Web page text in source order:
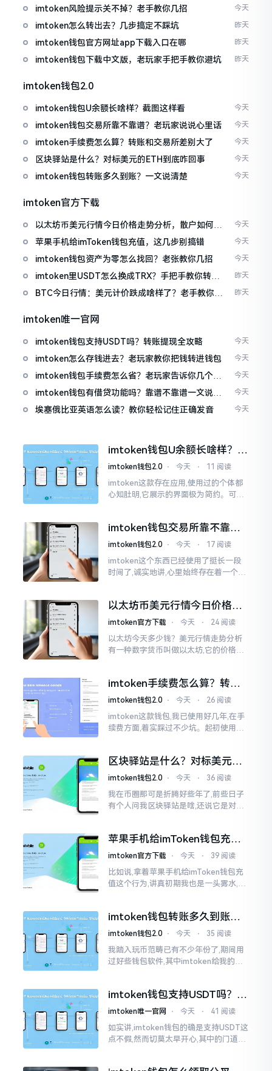
imtoken风险提示关不掉？老手教你几招 今天
imtoken怎么转出去？几步搞定不踩坑 昨天
imtoken钱包官方网址app下载入口在哪 昨天
imtoken钱包下载中文版，老玩家手把手教你避坑 昨天
imtoken钱包2.0
imtoken钱包U余额长啥样？截图这样看 今天
imtoken钱包交易所靠不靠谱？老玩家说说心里话 今天
imtoken手续费怎么算？转账和交易所差别大了 今天
区块驿站是什么？对标美元的ETH到底咋回事 今天
imtoken钱包转账多久到账？一文说清楚 今天
imtoken官方下载
以太坊币美元行情今日价格走势分析，散户如何避
免追涨杀跌被套牢
今天
苹果手机给imToken钱包充值，这几步别搞错 今天
imtoken钱包资产为零怎么找回？老张教你几招 今天
imtoken里USDT怎么换成TRX？手把手教你转成
波场币
昨天
BTC今日行情：美元计价跌成啥样了？老手教你咋
昨天
imtoken唯一官网
imtoken钱包支持USDT吗？转账提现全攻略 今天
imtoken怎么存钱进去？老玩家教你把钱转进钱包 今天
imtoken钱包手续费怎么省？老玩家告诉你几个实
在招
今天
imtoken钱包有借贷功能吗？靠谱不靠谱一文说清
楚
今天
埃塞俄比亚英语怎么读？教你轻松记住正确发音 今天
imtoken钱包U余额长啥样？截
图这样看
imtoken钱包2.0 ⋅ 今天 ⋅ 11 阅读
imtoken这款存在应用,使用过的个体都
心知肚明,它展示的界面极为简约。可是,
imtoken钱包交易所靠不靠
谱？老玩家说说心里话
imtoken钱包2.0 ⋅ 今天 ⋅ 17 阅读
imtoken这个东西已经使用了挺长一段
时间了,诚实地讲,心里始终存在着一个疙
这个事情
以太坊币美元行情今日价格走
势分析，散户如何避免追涨杀
imtoken官方下载 ⋅ 今天 ⋅ 24 阅读
以太坊今天多少钱？美元行情走势分析
有一种数字货币叫做以太坊,它的价格走
率出现的一点点波动
imtoken手续费怎么算？转账
和交易所差别大了
imtoken钱包2.0 ⋅ 今天 ⋅ 26 阅读
imtoken这款钱包,我已使用好几年,在手
续费方面,着实踩过不少坑。起初使用时,
明白
区块驿站是什么？对标美元的
ETH到底咋回事
imtoken钱包2.0 ⋅ 今天 ⋅ 36 阅读
我在币圈那可是折腾好些年了,前些日子
有个人问我区块驿站是啥,还说它是对标
找了些资料
苹果手机给imToken钱包充
值，这几步别搞错
imtoken官方下载 ⋅ 今天 ⋅ 39 阅读
比如说,拿着苹果手机给imToken钱包充
值这个行为,讲真初期我也是一头雾水,搞
imtoken钱包转账多久到账？
一文说清楚
imtoken钱包2.0 ⋅ 今天 ⋅ 35 阅读
我踏入玩币范畴已有不少年份了,期间用
过好些钱包软件,其中imtoken给我的整
imtoken钱包支持USDT吗？转
账提现全攻略
imtoken唯一官网 ⋅ 今天 ⋅ 41 阅读
如实讲,imtoken钱包的确是支持USDT这
点不假,然而切莫太早开心,其中的门道是